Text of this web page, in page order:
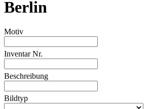
Berlin
Motiv
Inventar Nr.
Beschreibung
Bildtyp